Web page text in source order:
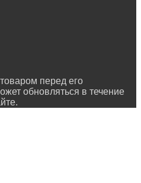
перед его
обновляться в течение